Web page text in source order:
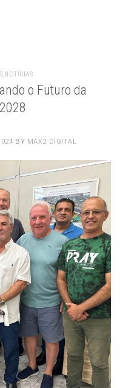
,NOTÍCIAS
o Futuro da
BY MAX2 DIGITAL